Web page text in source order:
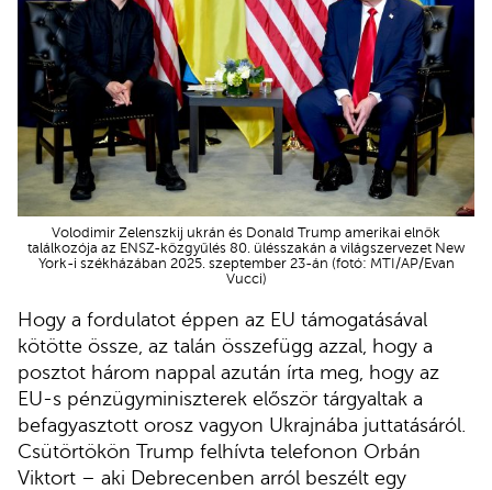
Volodimir Zelenszkij ukrán és Donald Trump amerikai elnök
találkozója az ENSZ-közgyűlés 80. ülésszakán a világszervezet New
York-i székházában 2025. szeptember 23-án (fotó: MTI/AP/Evan
Vucci)
Hogy a fordulatot éppen az EU támogatásával
kötötte össze, az talán összefügg azzal, hogy a
posztot három nappal azután írta meg, hogy az
EU-s pénzügyminiszterek először tárgyaltak a
befagyasztott orosz vagyon Ukrajnába juttatásáról.
Csütörtökön Trump felhívta telefonon Orbán
Viktort – aki Debrecenben arról beszélt egy